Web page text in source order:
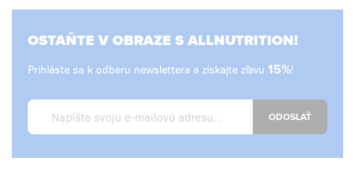
OSTAŇTE V OBRAZE S ALLNUTRITION!
Prihláste sa k odberu newslettera a získajte zľavu 15%!
ODOSLAŤ